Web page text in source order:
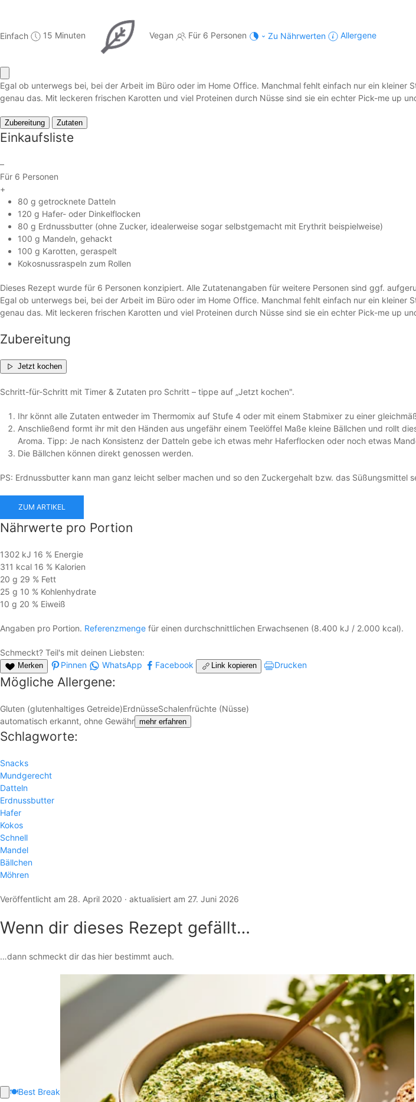
Einfach 15 Minuten Vegan Für 6 Personen Zu Nährwerten Allergene
Egal ob unterwegs bei, bei der Arbeit im Büro oder im Home Office. Manchmal fehlt einfach nur ein
genau das. Mit leckeren frischen Karotten und viel Proteinen durch Nüsse sind sie ein echter Pick-me up
Zubereitung Zutaten
Einkaufsliste
–
Für 6 Personen
+
80 g getrocknete Datteln
120 g Hafer- oder Dinkelflocken
80 g Erdnussbutter (ohne Zucker, idealerweise sogar selbstgemacht mit Erythrit beispielweise)
100 g Mandeln, gehackt
100 g Karotten, geraspelt
Kokosnussraspeln zum Rollen
Dieses Rezept wurde für 6 Personen konzipiert. Alle Zutatenangaben für weitere Personen sind ggf.
Egal ob unterwegs bei, bei der Arbeit im Büro oder im Home Office. Manchmal fehlt einfach nur ein
genau das. Mit leckeren frischen Karotten und viel Proteinen durch Nüsse sind sie ein echter Pick-me up
Zubereitung
Jetzt kochen
Schritt-für-Schritt mit Timer & Zutaten pro Schritt – tippe auf „Jetzt kochen".
Ihr könnt alle Zutaten entweder im Thermomix auf Stufe 4 oder mit einem Stabmixer zu einer
Anschließend formt ihr mit den Händen aus ungefähr einem Teelöffel Maße kleine Bällchen und rollt
Aroma. Tipp: Je nach Konsistenz der Datteln gebe ich etwas mehr Haferflocken oder noch etwas
Die Bällchen können direkt genossen werden.
PS: Erdnussbutter kann man ganz leicht selber machen und so den Zuckergehalt bzw. das Süßungsmittel
ZUM ARTIKEL
Nährwerte pro Portion
1302 kJ 16 % Energie
311 kcal 16 % Kalorien
20 g 29 % Fett
25 g 10 % Kohlen­hydrate
10 g 20 % Eiweiß
Angaben pro Portion. Referenzmenge für einen durchschnittlichen Erwachsenen (8.400 kJ / 2.000 kcal).
Schmeckt? Teil's mit deinen Liebsten:
Merken Pinnen WhatsApp Facebook Link kopieren Drucken
Mögliche Allergene:
Gluten (glutenhaltiges Getreide)ErdnüsseSchalenfrüchte (Nüsse)
automatisch erkannt, ohne Gewähr mehr erfahren
Schlagworte:
Snacks
Mundgerecht
Datteln
Erdnussbutter
Hafer
Kokos
Schnell
Mandel
Bällchen
Möhren
Veröffentlicht am 28. April 2020 · aktualisiert am 27. Juni 2026
Wenn dir dieses Rezept gefällt…
…dann schmeckt dir das hier bestimmt auch.
🍽️Best Break